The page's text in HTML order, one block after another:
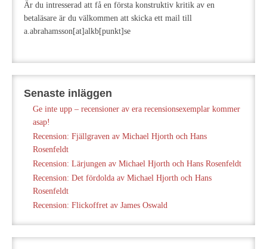
Är du intresserad att få en första konstruktiv kritik av en
betaläsare är du välkommen att skicka ett mail till
a.abrahamsson[at]alkb[punkt]se
Senaste inläggen
Ge inte upp – recensioner av era recensionsexemplar kommer
asap!
Recension: Fjällgraven av Michael Hjorth och Hans
Rosenfeldt
Recension: Lärjungen av Michael Hjorth och Hans Rosenfeldt
Recension: Det fördolda av Michael Hjorth och Hans
Rosenfeldt
Recension: Flickoffret av James Oswald